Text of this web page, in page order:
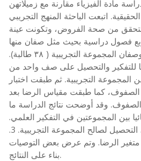
مادة الفيزياء مقارنة مع زميلاتهن
اتبعت الباحثة المنهج التجريبي
من صحة الفروض، وتكونت عينة
في أربع فصول دراسية بحيث مثل صفان منها
المجموعة الضابطة ( ٣٩ طالبة) وصفان المجموعة التجريبية ( ٣٨ طالبة).
للتفكير والتحصيل على صف واحد من
التجريبية. ثم طبقت اختبار
الصفوف، كما طبقت مقياس الرضا بعد
وقد أوضحت نتائج الدراسة ما
بين المجموعتين في التفكير العلمي.
2. وجود فروق دالة إحصائيا في التحصيل لصالح المجموعة التجريبية. 3.
الرضا. وتم عرض بعض التوصيات
بناء على النتائج.